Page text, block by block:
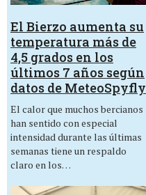
El Bierzo aumenta su
temperatura más de
4,5 grados en los
últimos 7 años según
datos de MeteoSpyfly
El calor que muchos bercianos
han sentido con especial
intensidad durante las últimas
semanas tiene un respaldo
claro en los…